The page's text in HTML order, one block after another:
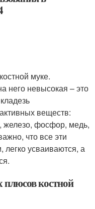
муке.
него невысокая – это
веществ:
железо, фосфор, медь,
что все эти
усваиваются, а
плюсов костной